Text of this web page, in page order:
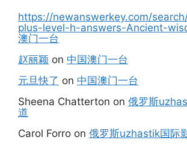
https://newanswerkey.com/
plus-level-h-answers-Ancient-
澳门一台
赵丽颖 on 中国澳门一台
元旦快了 on 中国澳门一台
Sheena Chatterton on 俄罗斯
道
Carol Forro on 俄罗斯uzhastik国际